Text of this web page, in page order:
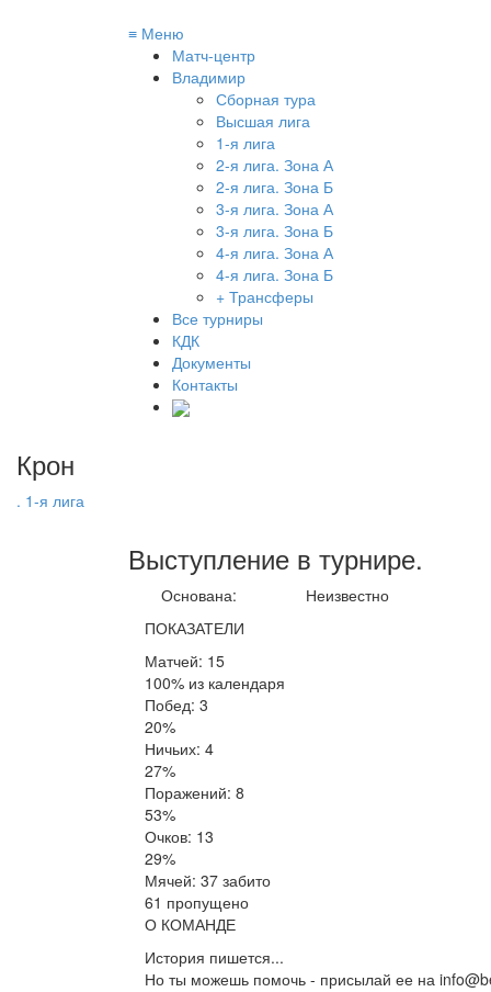
≡ Меню
Матч-центр
Владимир
Сборная тура
Высшая лига
1-я лига
2-я лига. Зона А
2-я лига. Зона Б
3-я лига. Зона А
3-я лига. Зона Б
4-я лига. Зона А
4-я лига. Зона Б
+ Трансферы
Все турниры
КДК
Документы
Контакты
Крон
. 1-я лига
Выступление в турнире.
Основана:
Неизвестно
ПОКАЗАТЕЛИ
Матчей: 15
100% из календаря
Побед: 3
20%
Ничьих: 4
27%
Поражений: 8
53%
Очков: 13
29%
Мячей: 37 забито
61 пропущено
О КОМАНДЕ
История пишется...
Но ты можешь помочь - присылай ее на